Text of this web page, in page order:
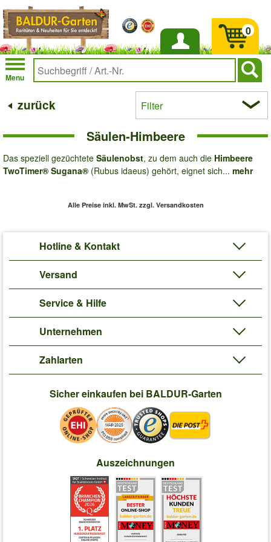
Anmelden
Menu
0
zurück Filter
Säulen-Himbeere
Das speziell gezüchtete Säulenobst, zu dem auch die Himbeere
TwoTimer® Sugana® (Rubus idaeus) gehört, eignet sich... mehr
Alle Preise inkl. MwSt. zzgl. Versandkosten
Hotline & Kontakt
Versand
Service & Hilfe
Unternehmen
Zahlarten
Sicher einkaufen bei BALDUR-Garten
Auszeichnungen